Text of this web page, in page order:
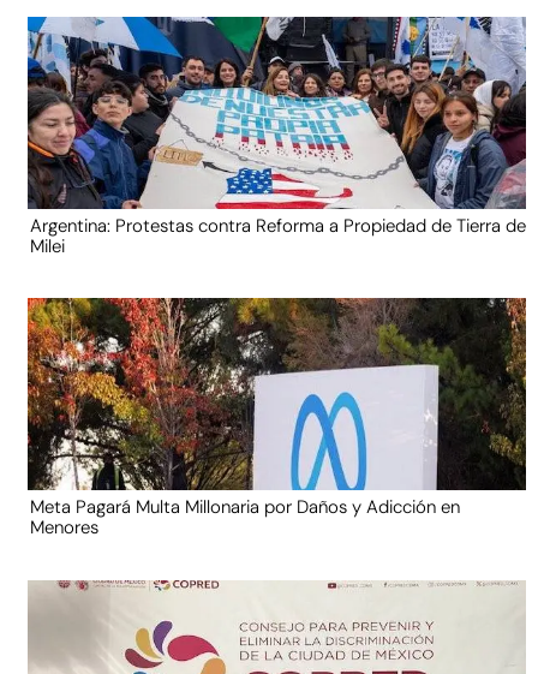
Argentina: Protestas contra Reforma a Propiedad de Tierra de
Milei
Meta Pagará Multa Millonaria por Daños y Adicción en
Menores